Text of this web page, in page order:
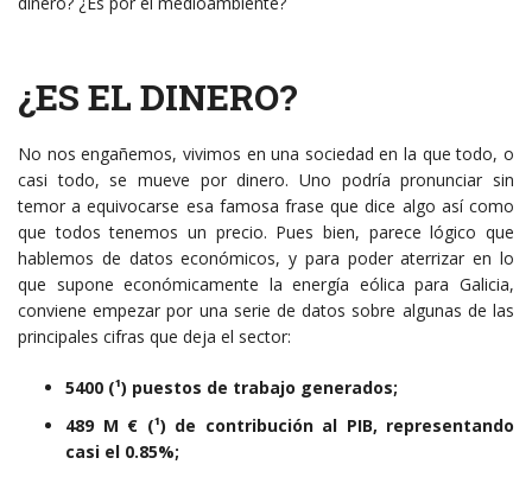
¿ES EL DINERO?
No nos engañemos, vivimos en una sociedad en la que todo, o
casi todo, se mueve por dinero. Uno podría pronunciar sin
temor a equivocarse esa famosa frase que dice algo así como
que todos tenemos un precio. Pues bien, parece lógico que
hablemos de datos económicos, y para poder aterrizar en lo
que supone económicamente la energía eólica para Galicia,
conviene empezar por una serie de datos sobre algunas de las
principales cifras que deja el sector:
5400 (¹) puestos de trabajo generados;
489 M € (¹) de contribución al PIB, representando
casi el 0.85%;